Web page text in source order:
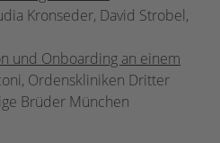
Kronseder, David Strobel,
und Onboarding an einem
Ordenskliniken Dritter
Brüder München